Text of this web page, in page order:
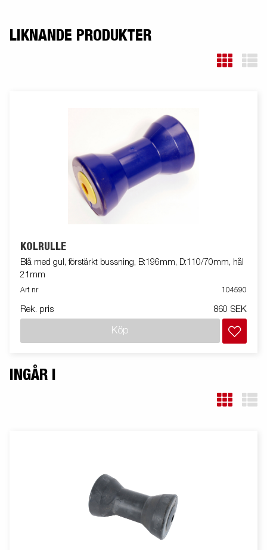
LIKNANDE PRODUKTER
KÖLRULLE
Blå med gul, förstärkt bussning, B:196mm, D:110/70mm, hål
21mm
Art nr 104590
Rek. pris 860 SEK
Köp
INGÅR I